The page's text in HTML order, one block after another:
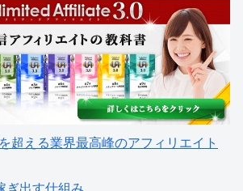
超える業界最高峰のアフィリエイト